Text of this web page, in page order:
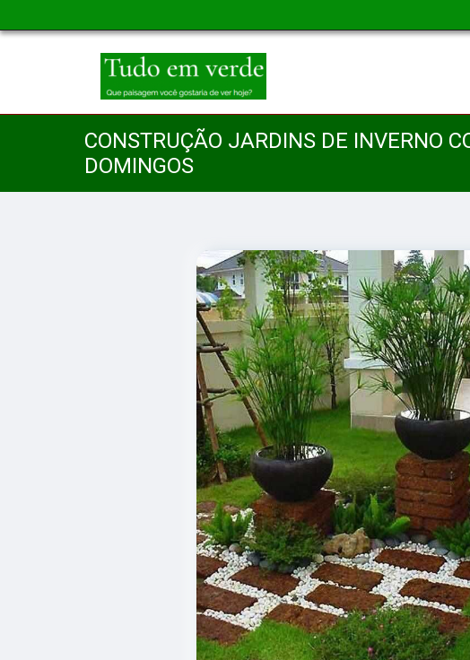
CONSTRUÇÃO JARDINS DE INVERNO
DOMINGOS